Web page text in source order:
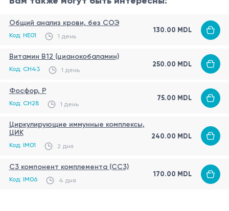
https://www.webmd.com/vitamins/ai/ingredientmono-
206/vanilla
https://en.wikipedia.org/wiki/Vanillin
Общий анализ крови, без СОЭ
Код: HE01 1 день
130.00 MDL
Витамин B12 (цианокобаламин)
Код: CH43 1 день
250.00 MDL
Фосфор, P
Код: CH28 1 день
75.00 MDL
Циркулирующие иммунные комплексы,
ЦИК
Код: IM01 2 дня
240.00 MDL
С3 компонент комплемента (CC3)
Код: IM06 4 дня
170.00 MDL